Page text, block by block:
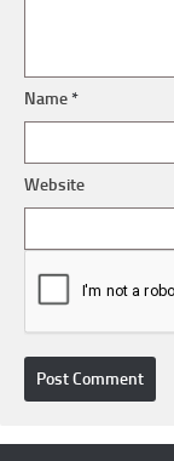
Name*
Website